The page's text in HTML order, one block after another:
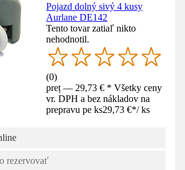
Pojazd dolný sivý 4 kusy
Aurlane DE142
Tento tovar zatiaľ nikto
nehodnotil.
(0)
preț — 29,73 € * Všetky ceny
vr. DPH a bez nákladov na
prepravu pe ks29,73 €*/ ks
rezervovať